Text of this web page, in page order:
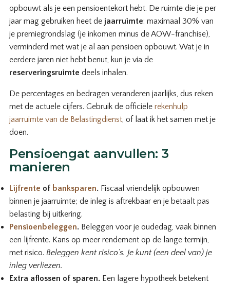
opbouwt als je een pensioentekort hebt. De ruimte die je per
jaar mag gebruiken heet de jaarruimte: maximaal 30% van
je premiegrondslag (je inkomen minus de AOW-franchise),
verminderd met wat je al aan pensioen opbouwt. Wat je in
eerdere jaren niet hebt benut, kun je via de
reserveringsruimte deels inhalen.
De percentages en bedragen veranderen jaarlijks, dus reken
met de actuele cijfers. Gebruik de officiële rekenhulp
jaarruimte van de Belastingdienst, of laat ik het samen met je
doen.
Pensioengat aanvullen: 3
manieren
Lijfrente of banksparen. Fiscaal vriendelijk opbouwen
binnen je jaarruimte; de inleg is aftrekbaar en je betaalt pas
belasting bij uitkering.
Pensioenbeleggen. Beleggen voor je oudedag, vaak binnen
een lijfrente. Kans op meer rendement op de lange termijn,
met risico. Beleggen kent risico’s. Je kunt (een deel van) je
inleg verliezen.
Extra aflossen of sparen. Een lagere hypotheek betekent